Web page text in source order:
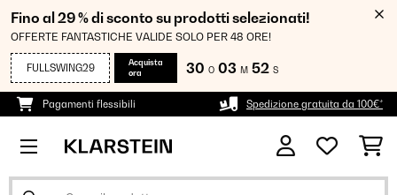
Fino al 29 % di sconto su prodotti selezionati!
OFFERTE FANTASTICHE VALIDE SOLO PER 48 ORE!
FULLSWING29
Acquista
ora
30 O 03 M 52 S
Pagamenti flessibili Spedizione gratuita da 100€*